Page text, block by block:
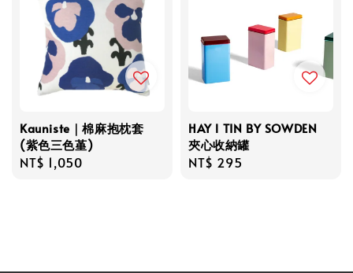
Kauniste｜棉麻抱枕套
(紫色三色堇)
Regular
NT$ 1,050
HAY l TIN BY SOWDEN
夾心收納罐
Regular
NT$ 295